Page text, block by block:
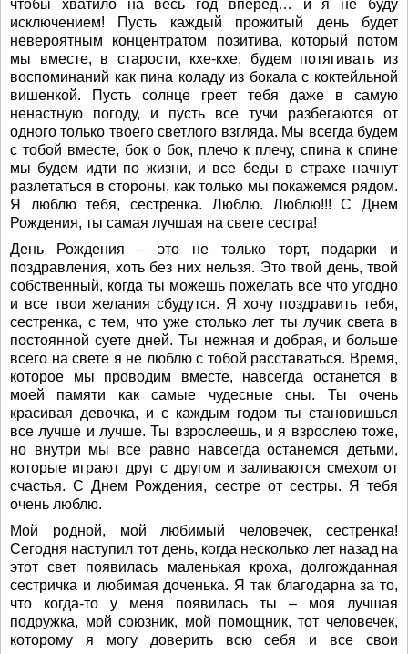
чтобы хватило на весь год вперед… и я не буду
исключением! Пусть каждый прожитый день будет
невероятным концентратом позитива, который потом
мы вместе, в старости, кхе-кхе, будем потягивать из
воспоминаний как пина коладу из бокала с коктейльной
вишенкой. Пусть солнце греет тебя даже в самую
ненастную погоду, и пусть все тучи разбегаются от
одного только твоего светлого взгляда. Мы всегда будем
с тобой вместе, бок о бок, плечо к плечу, спина к спине
мы будем идти по жизни, и все беды в страхе начнут
разлетаться в стороны, как только мы покажемся рядом.
Я люблю тебя, сестренка. Люблю. Люблю!!! С Днем
Рождения, ты самая лучшая на свете сестра!
День Рождения – это не только торт, подарки и
поздравления, хоть без них нельзя. Это твой день, твой
собственный, когда ты можешь пожелать все что угодно
и все твои желания сбудутся. Я хочу поздравить тебя,
сестренка, с тем, что уже столько лет ты лучик света в
постоянной суете дней. Ты нежная и добрая, и больше
всего на свете я не люблю с тобой расставаться. Время,
которое мы проводим вместе, навсегда останется в
моей памяти как самые чудесные сны. Ты очень
красивая девочка, и с каждым годом ты становишься
все лучше и лучше. Ты взрослеешь, и я взрослею тоже,
но внутри мы все равно навсегда останемся детьми,
которые играют друг с другом и заливаются смехом от
счастья. С Днем Рождения, сестре от сестры. Я тебя
очень люблю.
Мой родной, мой любимый человечек, сестренка!
Сегодня наступил тот день, когда несколько лет назад на
этот свет появилась маленькая кроха, долгожданная
сестричка и любимая доченька. Я так благодарна за то,
что когда-то у меня появилась ты – моя лучшая
подружка, мой союзник, мой помощник, тот человечек,
которому я могу доверить всю себя и все свои